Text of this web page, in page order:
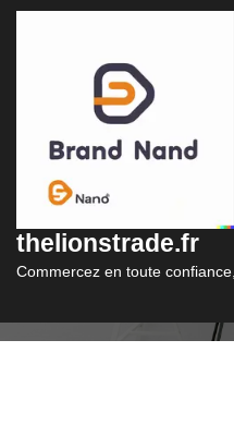
content
thelionstrade.fr
Commercez en toute